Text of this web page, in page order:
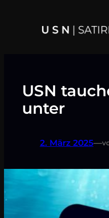
springen
USN
unter
2. März 2025—